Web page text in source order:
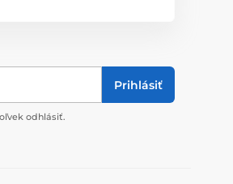
Prihlásiť
odhlásiť.